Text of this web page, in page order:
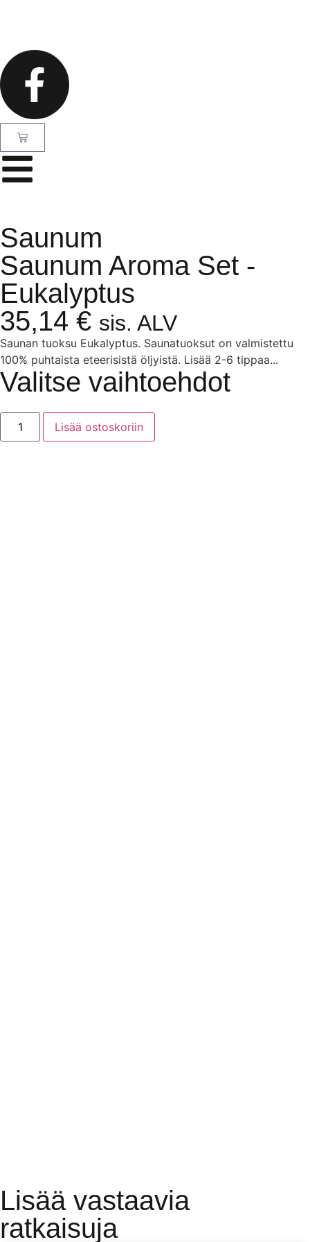
Saunum
Saunum Aroma Set -
Eukalyptus
35,14 € sis. ALV
Saunan tuoksu Eukalyptus. Saunatuoksut on valmistettu
100% puhtaista eteerisistä öljyistä. Lisää 2-6 tippaa...
Valitse vaihtoehdot
Lisää ostoskoriin
Lisää vastaavia
ratkaisuja